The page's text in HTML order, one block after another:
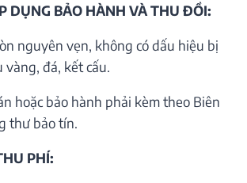
DỤNG BẢO HÀNH VÀ THU ĐỒI:
nguyên vẹn, không có dấu hiệu bị
đá, kết cấu.
hoặc bảo hành phải kèm theo Biên
thư bảo tín.
PHÍ: